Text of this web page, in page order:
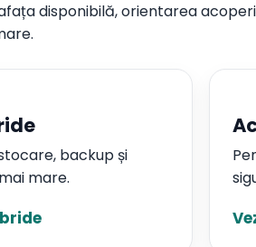
disponibilă, orientarea
backup și
mare.